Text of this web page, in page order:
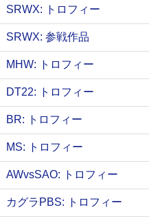
SRWX: トロフィー
SRWX: 参戦作品
MHW: トロフィー
DT22: トロフィー
BR: トロフィー
MS: トロフィー
AWvsSAO: トロフィー
カグラPBS: トロフィー